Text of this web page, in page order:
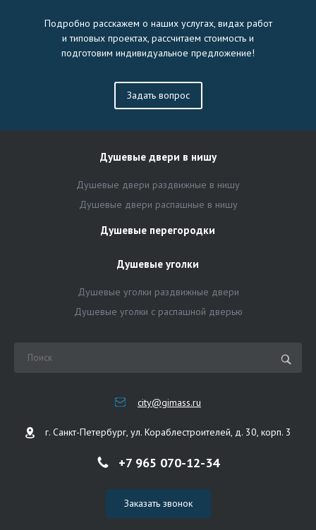
Подробно расскажем о наших услугах, видах работ
и типовых проектах, рассчитаем стоимость и
подготовим индивидуальное предложение!
Задать вопрос
Душевые двери в нишу
Душевые двери раздвижные в нишу
Душевые двери распашные в нишу
Душевые перегородки
Душевые уголки
Душевые уголки раздвижные двери
Душевые уголки с распашной дверью
city@gimass.ru
г. Санкт-Петербург, ул. Кораблестроителей, д. 30, корп. 3
+7 965 070-12-34
Заказать звонок